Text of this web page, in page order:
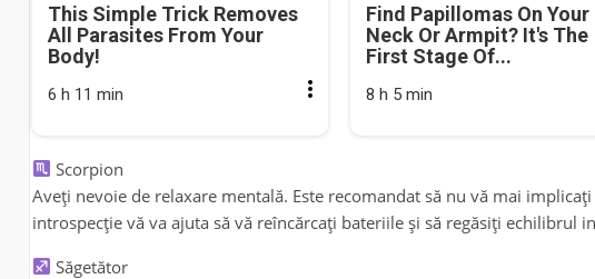
This Simple Trick Removes
All Parasites From Your
Body!
6 h 11 min
Find Papillomas On Your
Neck Or Armpit? It's The
First Stage Of...
8 h 5 min
Scorpion
Aveți nevoie de relaxare mentală. Este recomandat să nu vă mai
introspecție vă va ajuta să vă reîncărcați bateriile și să regăsiți echilibrul
Săgetător